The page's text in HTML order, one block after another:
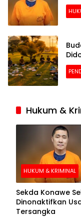
Hukum &
HUKUM & KRIMINAL
Sekda Konawe
Dinonaktifkan
Tersangka